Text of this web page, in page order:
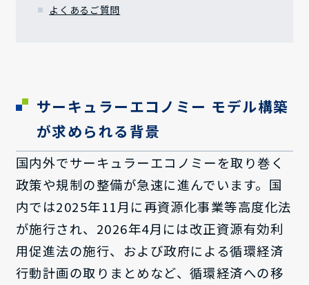
よくあるご質問
サーキュラーエコノミー モデル構築
が求められる背景
国内外でサーキュラーエコノミーを取り巻く
政策や規制の整備が急速に進んでいます。国
内では2025年11月に再資源化事業等高度化法
が施行され、2026年4月には改正資源有効利
用促進法の施行、および政府による循環経済
行動計画の取りまとめなど、循環経済への移